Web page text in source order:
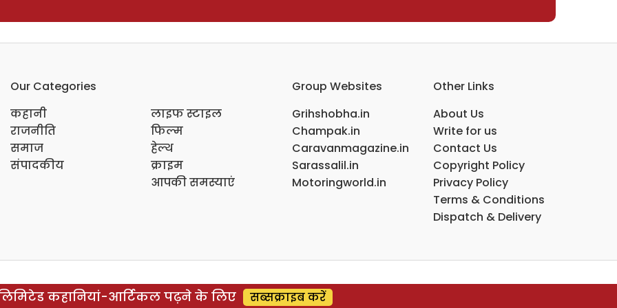
Our Categories
कहानी
राजनीति
समाज
संपादकीय
लाइफ स्टाइल
फिल्म
हेल्थ
क्राइम
आपकी समस्याएं
Group Websites
Grihshobha.in
Champak.in
Caravanmagazine.in
Sarassalil.in
Motoringworld.in
Other Links
About Us
Write for us
Contact Us
Copyright Policy
Privacy Policy
Terms & Conditions
Dispatch & Delivery
कहानियां-आर्टिकल पढ़ने के लिए सब्सक्राइब करें